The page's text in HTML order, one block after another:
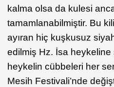
kalma olsa da kulesi
tamamlanabilmiştir. Bu
ayıran hiç kuşkusuz
edilmiş Hz. İsa heykeline
heykelin cübbeleri her
Mesih Festivali’nde